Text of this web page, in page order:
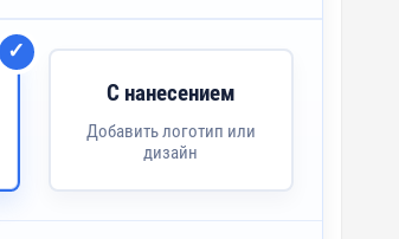
С нанесением
Добавить логотип или
дизайн